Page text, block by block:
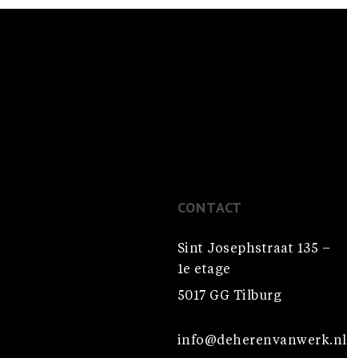
CONTACT
Sint Josephstraat 135 –
1e etage
5017 GG Tilburg
info@deherenvanwerk.nl